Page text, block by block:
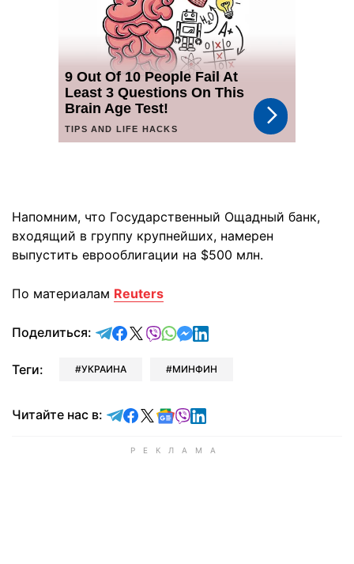
Напомним, что Государственный Ощадный банк,
входящий в группу крупнейших, намерен
выпустить еврооблигации на $500 млн.
По материалам Reuters
Поделиться: отправить в Telegram
поделиться в Facebook
поделиться в X
отправить в Viber
отправить в Whatsapp
отправить в Messenger
отправить в LinkedIn
Теги: УКРАИНА МИНФИН
Читайте нас в: Читайте в Telegram
Читайте в Facebook
Читайте в X
Читайте в Google news
Читайте в Viber
Читайте в LinkedIn